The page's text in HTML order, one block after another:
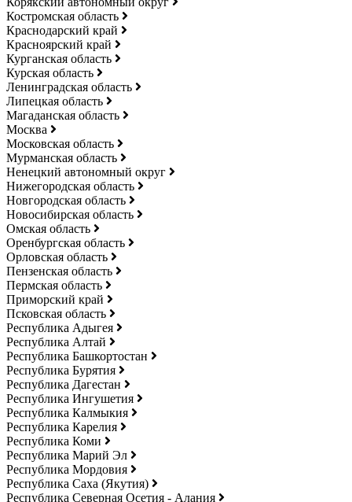
Костромская область
Краснодарский край
Красноярский край
Курганская область
Курская область
Ленинградская область
Липецкая область
Магаданская область
Москва
Московская область
Мурманская область
Ненецкий автономный округ
Нижегородская область
Новгородская область
Новосибирская область
Омская область
Оренбургская область
Орловская область
Пензенская область
Пермская область
Приморский край
Псковская область
Республика Адыгея
Республика Алтай
Республика Башкортостан
Республика Бурятия
Республика Дагестан
Республика Ингушетия
Республика Калмыкия
Республика Карелия
Республика Коми
Республика Марий Эл
Республика Мордовия
Республика Саха (Якутия)
Республика Северная Осетия - Алания